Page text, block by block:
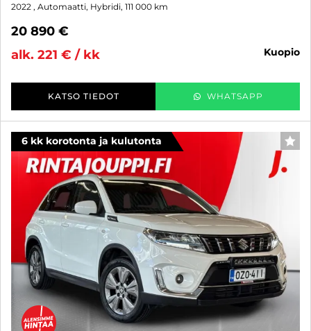
2022 , Automaatti, Hybridi, 111 000 km
20 890 €
alk. 221 € / kk
kuopio
KATSO TIEDOT WHATSAPP
6 kk korotonta ja kulutonta